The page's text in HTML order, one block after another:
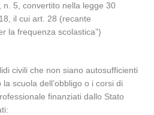
n. 5, convertito nella legge 30
il cui art. 28 (recante
la frequenza scolastica”)
civili che non siano autosufficienti
scuola dell’obbligo o i corsi di
finanziati dallo Stato